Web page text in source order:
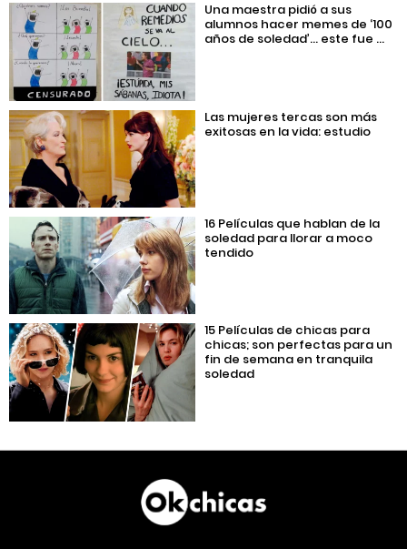
Una maestra pidió a sus
alumnos hacer memes de ‘100
años de soledad’… este fue ...
Las mujeres tercas son más
exitosas en la vida: estudio
16 Películas que hablan de la
soledad para llorar a moco
tendido
15 Películas de chicas para
chicas; son perfectas para un
fin de semana en tranquila
soledad